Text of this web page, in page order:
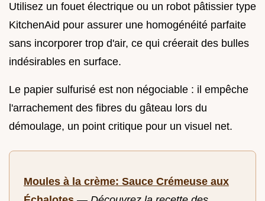
Utilisez un fouet électrique ou un robot pâtissier type
KitchenAid pour assurer une homogénéité parfaite
sans incorporer trop d'air, ce qui créerait des bulles
indésirables en surface.
Le papier sulfurisé est non négociable : il empêche
l'arrachement des fibres du gâteau lors du
démoulage, un point critique pour un visuel net.
Moules à la crème: Sauce Crémeuse aux